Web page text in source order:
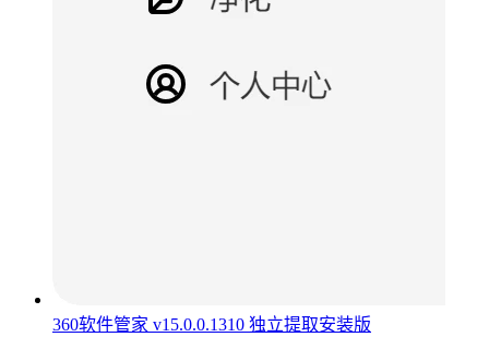
360软件管家 v15.0.0.1310 独立提取安装版